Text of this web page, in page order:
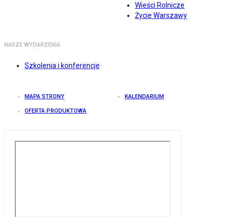
Wieści Rolnicze
Życie Warszawy
NASZE WYDARZENIA
Szkolenia i konferencje
MAPA STRONY KALENDARIUM
OFERTA PRODUKTOWA